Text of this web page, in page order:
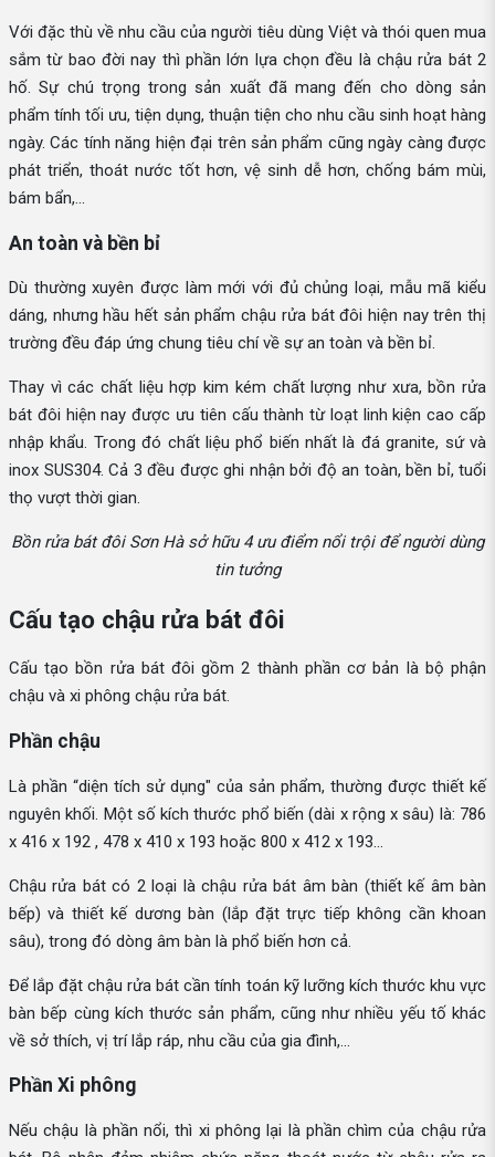
Với đặc thù về nhu cầu của người tiêu dùng Việt và thói quen mua
sắm từ bao đời nay thì phần lớn lựa chọn đều là chậu rửa bát 2
hố. Sự chú trọng trong sản xuất đã mang đến cho dòng sản
phẩm tính tối ưu, tiện dụng, thuận tiện cho nhu cầu sinh hoạt hàng
ngày. Các tính năng hiện đại trên sản phẩm cũng ngày càng được
phát triển, thoát nước tốt hơn, vệ sinh dễ hơn, chống bám mùi,
bám bẩn,...
An toàn và bền bỉ
Dù thường xuyên được làm mới với đủ chủng loại, mẫu mã kiểu
dáng, nhưng hầu hết sản phẩm chậu rửa bát đôi hiện nay trên thị
trường đều đáp ứng chung tiêu chí về sự an toàn và bền bỉ.
Thay vì các chất liệu hợp kim kém chất lượng như xưa, bồn rửa
bát đôi hiện nay được ưu tiên cấu thành từ loạt linh kiện cao cấp
nhập khẩu. Trong đó chất liệu phổ biến nhất là đá granite, sứ và
inox SUS304. Cả 3 đều được ghi nhận bởi độ an toàn, bền bỉ, tuổi
thọ vượt thời gian.
Bồn rửa bát đôi Sơn Hà sở hữu 4 ưu điểm nổi trội để người dùng
tin tưởng
Cấu tạo chậu rửa bát đôi
Cấu tạo bồn rửa bát đôi gồm 2 thành phần cơ bản là bộ phận
chậu và xi phông chậu rửa bát.
Phần chậu
Là phần “diện tích sử dụng" của sản phẩm, thường được thiết kế
nguyên khối. Một số kích thước phổ biến (dài x rộng x sâu) là: 786
x 416 x 192 , 478 x 410 x 193 hoặc 800 x 412 x 193…
Chậu rửa bát có 2 loại là chậu rửa bát âm bàn (thiết kế âm bàn
bếp) và thiết kế dương bàn (lắp đặt trực tiếp không cần khoan
sâu), trong đó dòng âm bàn là phổ biến hơn cả.
Để lắp đặt chậu rửa bát cần tính toán kỹ lưỡng kích thước khu vực
bàn bếp cùng kích thước sản phẩm, cũng như nhiều yếu tố khác
về sở thích, vị trí lắp ráp, nhu cầu của gia đình,...
Phần Xi phông
Nếu chậu là phần nổi, thì xi phông lại là phần chìm của chậu rửa